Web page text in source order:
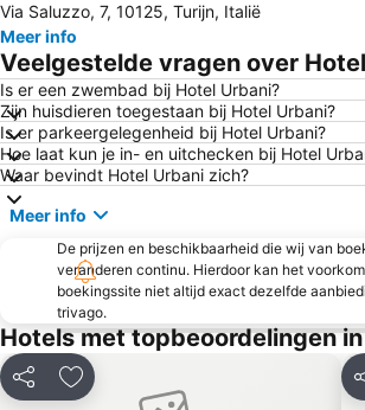
Via Roma
Cinema Lux
Residences of
Barriera di Milano
Centro
Piazza Carlo Emanuele II - P.zza Carlina
Parco del
Cit Turin
Via Po
Teatro Regio
Piazza
Via Giuseppe Garibaldi
Parella
Carlo
Università degli Studi di Torino
San
Asti Lido 2000
Fiera del
Egyptisch Museum
Piazza
Paleis Madama
San
Via Saluzzo, 7, 10125, Turijn, Italië
Meer info
Veelgestelde vragen over
Is er een zwembad bij Hotel Urbani?
Zijn huisdieren toegestaan bij Hotel Urbani?
Is er parkeergelegenheid bij Hotel Urbani?
Hoe laat kun je in- en uitchecken bij Hotel
Waar bevindt Hotel Urbani zich?
Meer info
De prijzen en beschikbaarheid die wij van
veranderen continu. Hierdoor kan het
boekingssite niet altijd exact dezelfde
trivago.
Hotels met topbeoordelingen
Delen Toevoegen aan favorieten